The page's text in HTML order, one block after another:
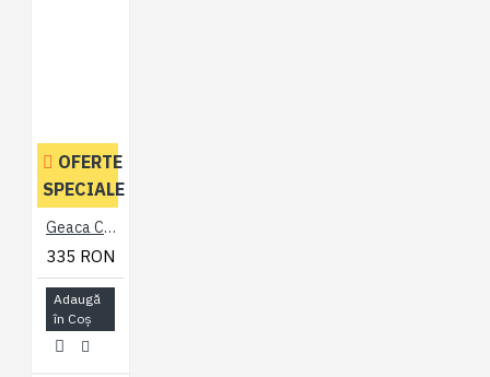
OFERTE
SPECIALE
Geaca Casual Neagra - HARRINGTON BLACK JACKET - 2XL 3XL 4XL 5XL 6XL 7XL
335 RON
Adaugă
în Coş